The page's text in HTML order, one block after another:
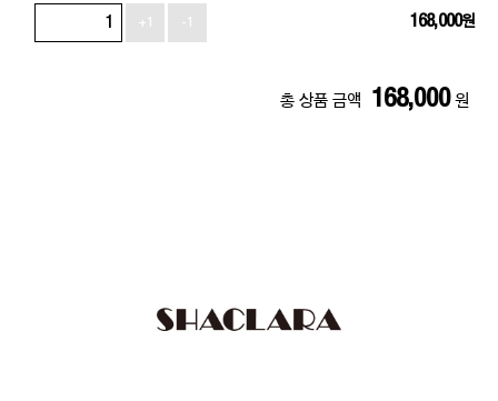
+1 -1 168,000원
총 상품 금액 168,000 원